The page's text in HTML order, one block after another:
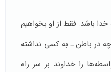
باشد. فقط از او بخواهیم
در باطن ـ به کسی نداشته
را خداوند بر سر راه